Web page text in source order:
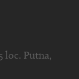
loc. Putna,